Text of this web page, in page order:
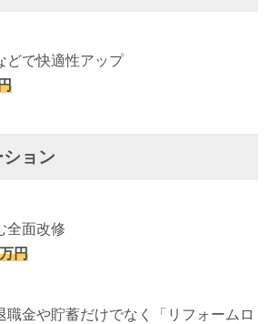
どで快適性アップ
ョン
全面改修
円
職金や貯蓄だけでなく「リフォームロ